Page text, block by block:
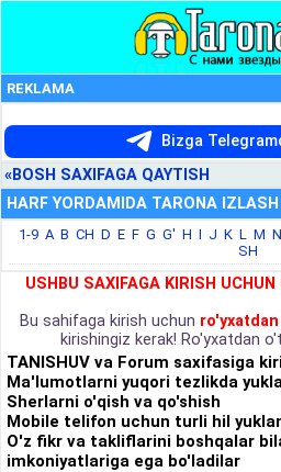
REKLAMA
Bizga
«BOSH SAXIFAGA QAYTISH
HARF YORDAMIDA TARONA IZLASH
1-9 A B CH D E F G G' H I J K L M N
SH
USHBU SAXIFAGA KIRISH
Bu sahifaga kirish uchun
kirishingiz kerak! Ro'yxatdan
TANISHUV va Forum saxifasiga
Ma'lumotlarni yuqori tezlikda
Sherlarni o'qish va qo'shish
Mobile telifon uchun turli hil
O'z fikr va takliflarini boshqalar
imkoniyatlariga ega bo'ladilar